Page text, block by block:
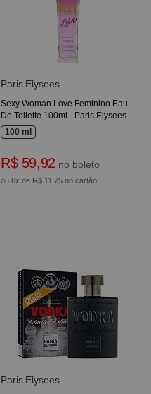
Paris Elysees
Sexy Woman Love Feminino Eau
De Toilette 100ml - Paris Elysees
100 ml
R$ 59,92 no boleto
ou 6x de R$ 11,75 no cartão
Paris Elysees